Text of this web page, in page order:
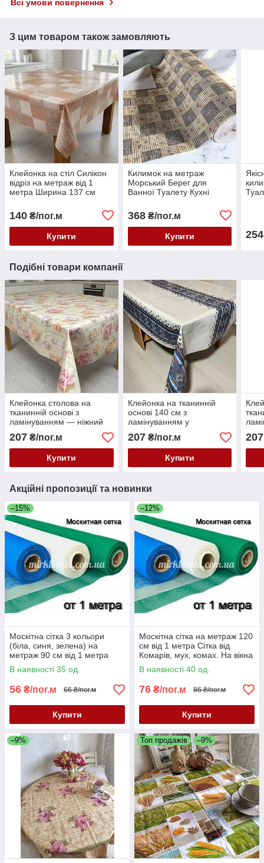
Всі умови повернення
З цим товаром також замовляють
Клейонка на стіл Силікон
відріз на метраж від 1
метра Ширина 137 см
140 ₴/пог.м
Купити
Килимок на метраж
Морський Берег для
Ванної Туалету Кухні
130 см
368₴/пог.м
Купити 254
Подібні товари компанії
Клейонка столова на
тканинній основі з
ламінуванням — ніжний
квітковий малюнок
207 ₴/пог.м
Купити
Клейонка на тканинній
основі 140 см з
ламінуванням у
вишиваному стилі
207₴/пог.м
Купити
207
Акційні пропозиції та новинки
–15%
Москітна сітка 3 кольори
(біла, синя, зелена) на
метраж 90 см від 1 метра
Сітка від Комарів, мух, комах.
На вікна і двері
В наявності 35 од.
56 ₴/пог.м 66 ₴/пог.м
Купити
–12%
Москітна сітка на метраж 120
см від 1 метра Сітка від
Комарів, мух, комах. На вікна
і двері
В наявності 40 од.
76 ₴/пог.м 86 ₴/пог.м
Купити
–9% Топ продажів –9%